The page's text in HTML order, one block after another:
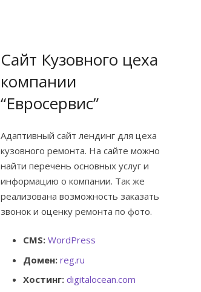
Сайт Кузовного цеха
компании
“Евросервис”
Адаптивный сайт лендинг для цеха
кузовного ремонта. На сайте можно
найти перечень основных услуг и
информацию о компании. Так же
реализована возможность заказать
звонок и оценку ремонта по фото.
CMS:WordPress
Домен: reg.ru
Хостинг: digitalocean.com